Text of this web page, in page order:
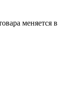
меняется